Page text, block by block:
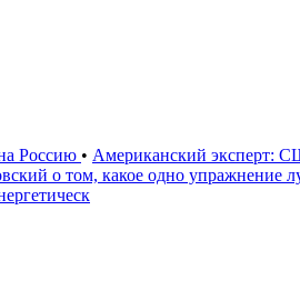
Россию • Американский эксперт:
о том, какое одно упражнение